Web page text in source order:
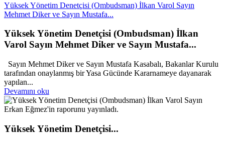
Yüksek Yönetim Denetçisi (Ombudsman) İlkan Varol Sayın
Mehmet Diker ve Sayın Mustafa...
Yüksek Yönetim Denetçisi (Ombudsman) İlkan
Varol Sayın Mehmet Diker ve Sayın Mustafa...
Sayın Mehmet Diker ve Sayın Mustafa Kasabalı, Bakanlar Kurulu
tarafından onaylanmış bir Yasa Gücünde Kararnameye dayanarak
yapılan...
Devamını oku
Yüksek Yönetim Denetçisi...